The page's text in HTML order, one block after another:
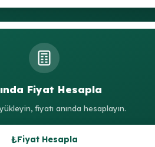
Fiyat Hesapla
fiyatı anında hesaplayın.
₺Fiyat Hesapla